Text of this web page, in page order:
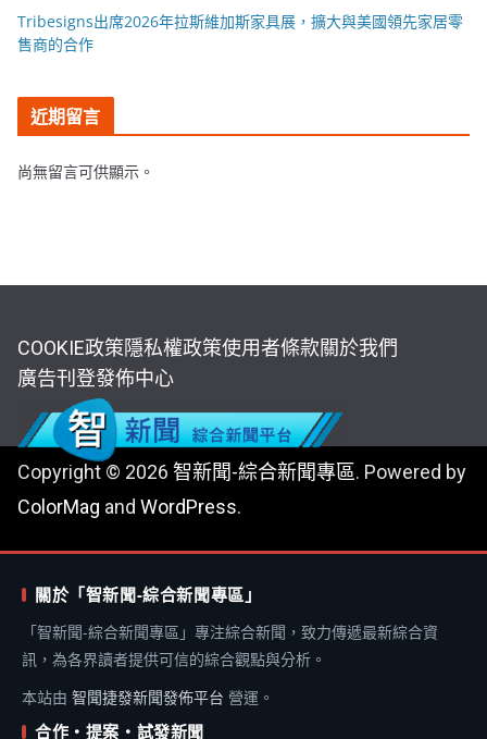
Tribesigns出席2026年拉斯維加斯家具展，擴大與美國領先家居零
售商的合作
近期留言
尚無留言可供顯示。
COOKIE政策隱私權政策使用者條款關於我們
廣告刊登發佈中心
Copyright © 2026 智新聞-綜合新聞專區. Powered by
ColorMag and WordPress.
關於「智新聞-綜合新聞專區」
「智新聞-綜合新聞專區」專注綜合新聞，致力傳遞最新綜合資
訊，為各界讀者提供可信的綜合觀點與分析。
本站由 智聞捷發新聞發佈平台 營運。
合作・提案・試發新聞